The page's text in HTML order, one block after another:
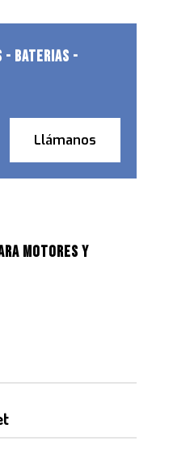
- BATERIAS -
Llámanos
MOTORES Y